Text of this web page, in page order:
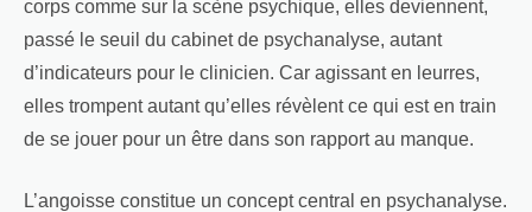
corps comme sur la scène psychique, elles deviennent,
passé le seuil du cabinet de psychanalyse, autant
d’indicateurs pour le clinicien. Car agissant en leurres,
elles trompent autant qu’elles révèlent ce qui est en train
de se jouer pour un être dans son rapport au manque.
L’angoisse constitue un concept central en psychanalyse.